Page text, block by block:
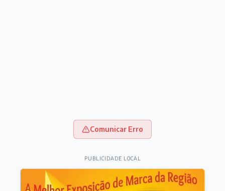
Comunicar Erro
PUBLICIDADE LOCAL